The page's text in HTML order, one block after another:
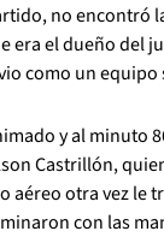
no encontró
era el dueño del
como un equipo
y al minuto
Castrillón,
aéreo otra vez le
con las